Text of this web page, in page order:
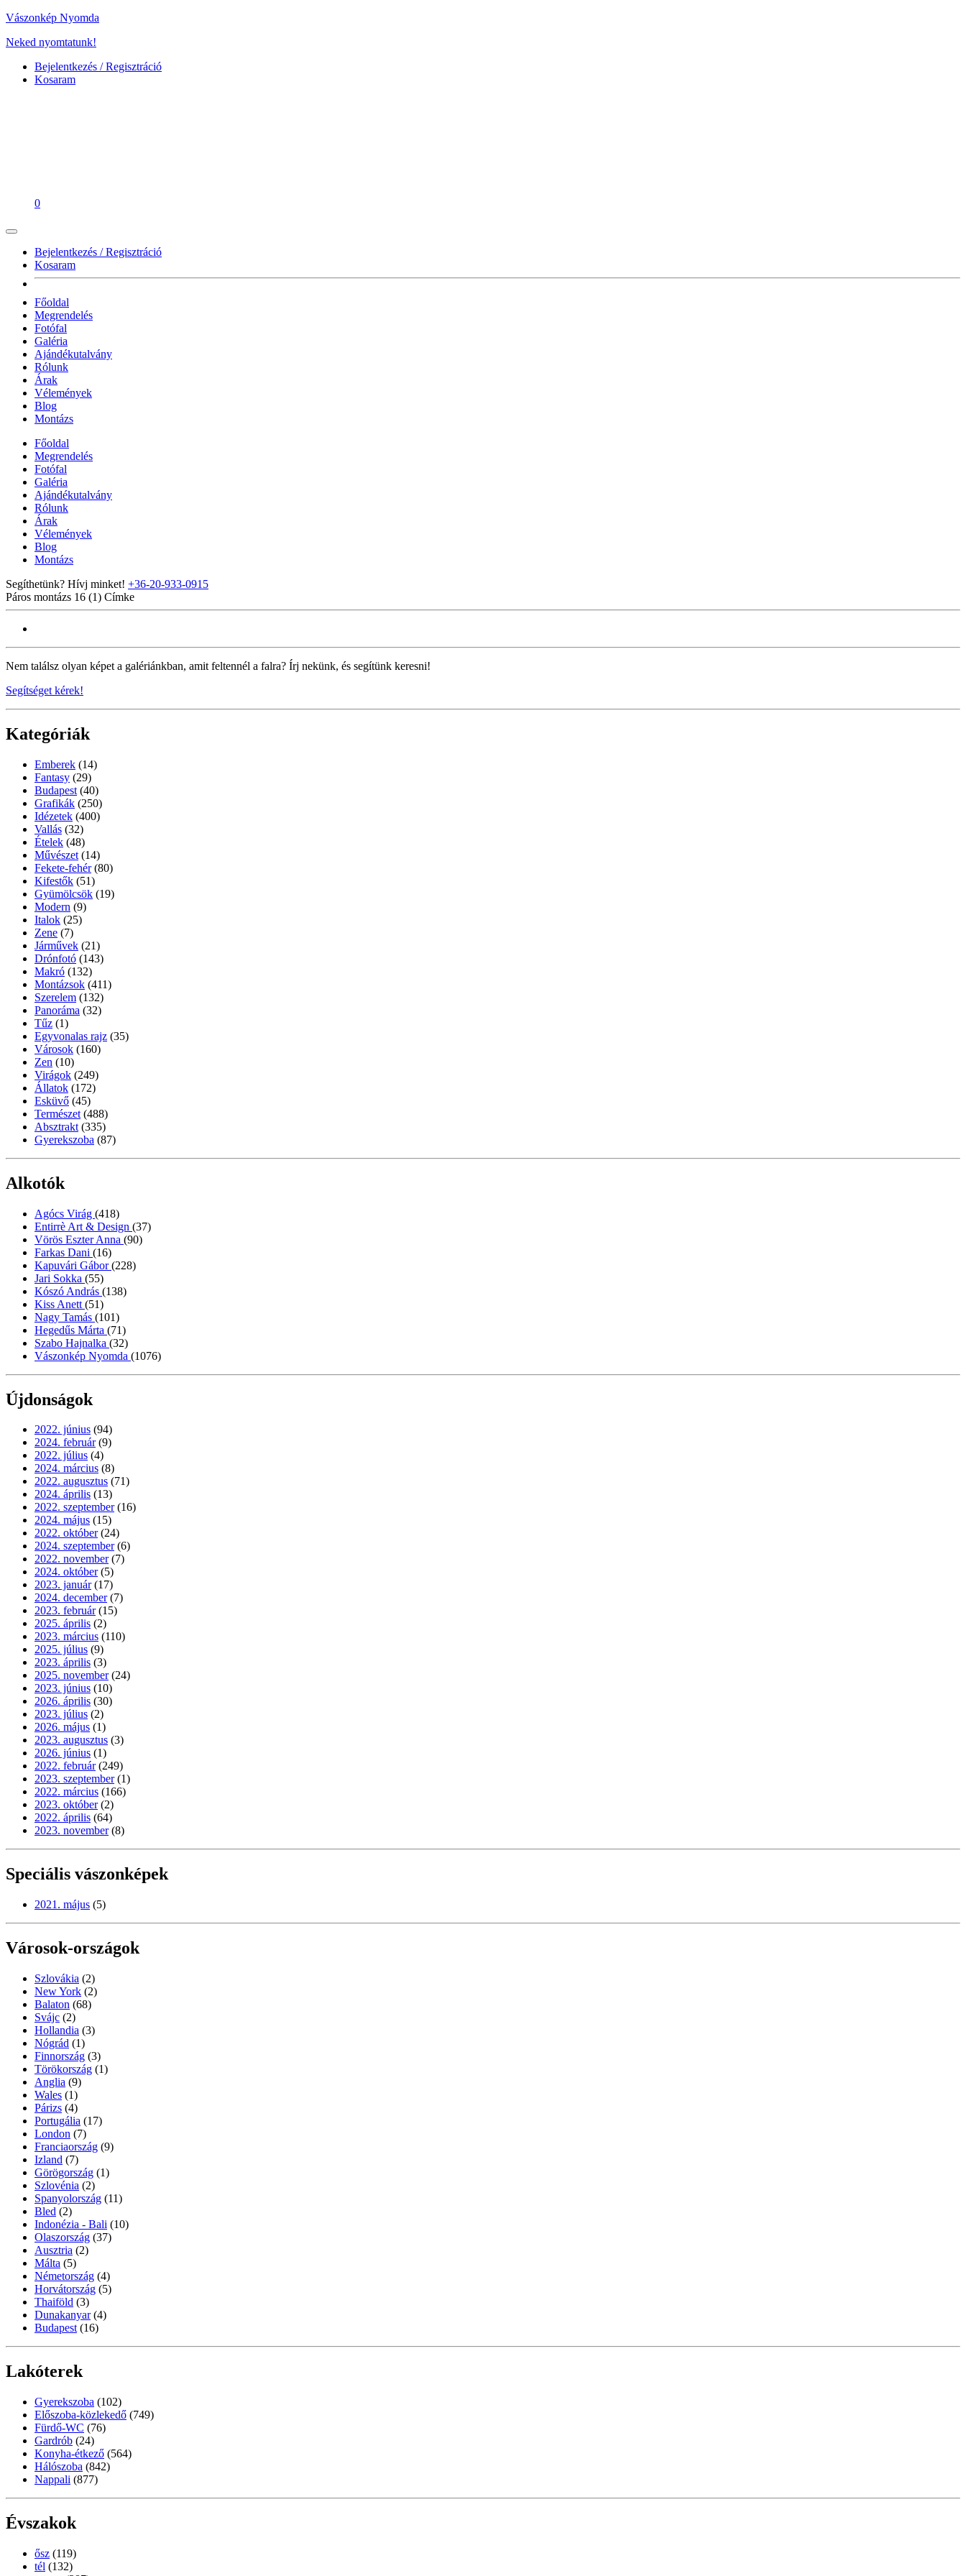
Vászonkép Nyomda
Neked nyomtatunk!
Bejelentkezés / Regisztráció
Kosaram
0
Bejelentkezés / Regisztráció
Kosaram
Főoldal
Megrendelés
Fotófal
Galéria
Ajándékutalvány
Rólunk
Árak
Vélemények
Blog
Montázs
Főoldal
Megrendelés
Fotófal
Galéria
Ajándékutalvány
Rólunk
Árak
Vélemények
Blog
Montázs
Segíthetünk? Hívj minket! +36-20-933-0915
Páros montázs 16 (1) Címke
Nem találsz olyan képet a galériánkban, amit feltennél a falra? Írj nekünk, és segítünk keresni!
Segítséget kérek!
Kategóriák
Emberek (14)
Fantasy (29)
Budapest (40)
Grafikák (250)
Idézetek (400)
Vallás (32)
Ételek (48)
Művészet (14)
Fekete-fehér (80)
Kifestők (51)
Gyümölcsök (19)
Modern (9)
Italok (25)
Zene (7)
Járművek (21)
Drónfotó (143)
Makró (132)
Montázsok (411)
Szerelem (132)
Panoráma (32)
Tűz (1)
Egyvonalas rajz (35)
Városok (160)
Zen (10)
Virágok (249)
Állatok (172)
Esküvő (45)
Természet (488)
Absztrakt (335)
Gyerekszoba (87)
Alkotók
Agócs Virág (418)
Entirrè Art & Design (37)
Vörös Eszter Anna (90)
Farkas Dani (16)
Kapuvári Gábor(228)
Jari Sokka (55)
Kószó András (138)
Kiss Anett (51)
Nagy Tamás (101)
Hegedűs Márta (71)
Szabo Hajnalka (32)
Vászonkép Nyomda (1076)
Újdonságok
2022. június (94)
2024. február (9)
2022. július (4)
2024. március (8)
2022. augusztus (71)
2024. április (13)
2022. szeptember (16)
2024. május (15)
2022. október (24)
2024. szeptember (6)
2022. november (7)
2024. október (5)
2023. január (17)
2024. december (7)
2023. február (15)
2025. április (2)
2023. március (110)
2025. július (9)
2023. április (3)
2025. november (24)
2023. június (10)
2026. április (30)
2023. július (2)
2026. május (1)
2023. augusztus (3)
2026. június (1)
2022. február (249)
2023. szeptember (1)
2022. március (166)
2023. október (2)
2022. április (64)
2023. november (8)
Speciális vászonképek
2021. május (5)
Városok-országok
Szlovákia (2)
New York (2)
Balaton (68)
Svájc (2)
Hollandia (3)
Nógrád (1)
Finnország (3)
Törökország (1)
Anglia (9)
Wales (1)
Párizs (4)
Portugália (17)
London (7)
Franciaország (9)
Izland (7)
Görögország (1)
Szlovénia (2)
Spanyolország (11)
Bled (2)
Indonézia - Bali (10)
Olaszország (37)
Ausztria (2)
Málta (5)
Németország (4)
Horvátország (5)
Thaiföld (3)
Dunakanyar (4)
Budapest (16)
Lakóterek
Gyerekszoba (102)
Előszoba-közlekedő (749)
Fürdő-WC (76)
Gardrób (24)
Konyha-étkező (564)
Hálószoba (842)
Nappali (877)
Évszakok
ősz (119)
tél (132)